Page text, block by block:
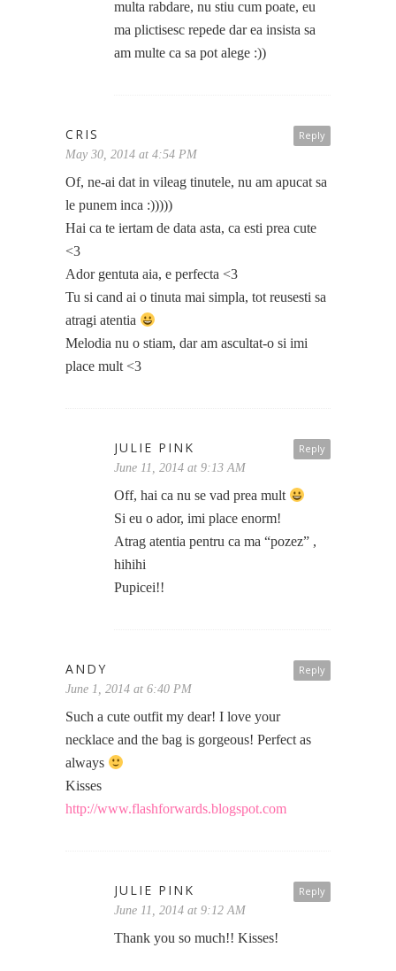
multa rabdare, nu stiu cum poate, eu
ma plictisesc repede dar ea insista sa
am multe ca sa pot alege :))
Reply
CRIS
May 30, 2014 at 4:54 PM
Of, ne-ai dat in vileag tinutele, nu am apucat sa
le punem inca :)))))
Hai ca te iertam de data asta, ca esti prea cute
<3
Ador gentuta aia, e perfecta <3
Tu si cand ai o tinuta mai simpla, tot reusesti sa
atragi atentia
Melodia nu o stiam, dar am ascultat-o si imi
place mult <3
Reply
JULIE PINK
June 11, 2014 at 9:13 AM
Off, hai ca nu se vad prea mult
Si eu o ador, imi place enorm!
Atrag atentia pentru ca ma “pozez” ,
hihihi
Pupicei!!
Reply
ANDY
June 1, 2014 at 6:40 PM
Such a cute outfit my dear! I love your
necklace and the bag is gorgeous! Perfect as
always
Kisses
http://www.flashforwards.blogspot.com
Reply
JULIE PINK
June 11, 2014 at 9:12 AM
Thank you so much!! Kisses!